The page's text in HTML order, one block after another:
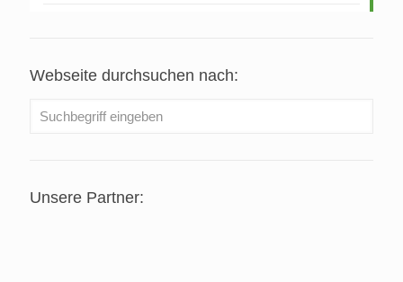
Webseite durchsuchen nach:
Unsere Partner: